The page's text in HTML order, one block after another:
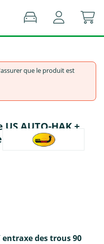
que le produit est
AUTO-HAK +
7 broches -
des trous 90